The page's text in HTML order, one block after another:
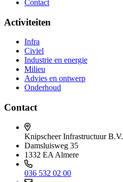
Contact
Activiteiten
Infra
Civiel
Industrie en energie
Milieu
Advies en ontwerp
Onderhoud
Contact
Knipscheer Infrastructuur B.V.
Damsluisweg 35
1332 EA Almere
036 532 02 00